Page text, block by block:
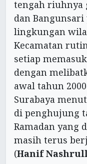
tengah riuhnya
dan
lingkungan
Kecamatan
setiap
dengan
awal tahun
Surabaya
di penghujung
Ramadan yang
masih terus
(Hanif